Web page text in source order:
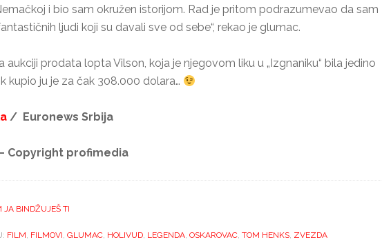
i bio sam okružen istorijom. Rad je pritom podrazumevao da sam
ljudi koji su davali sve od sebe“, rekao je glumac.
aukciji prodata lopta Vilson, koja je njegovom liku u „Izgnaniku“ bila jedino
kupio ju je za čak 308.000 dolara…
/ Euronews Srbija
Copyright profimedia
JA BINDŽUJEŠ TI
FILM, FILMOVI, GLUMAC, HOLIVUD, LEGENDA, OSKAROVAC, TOM HENKS, ZVEZDA